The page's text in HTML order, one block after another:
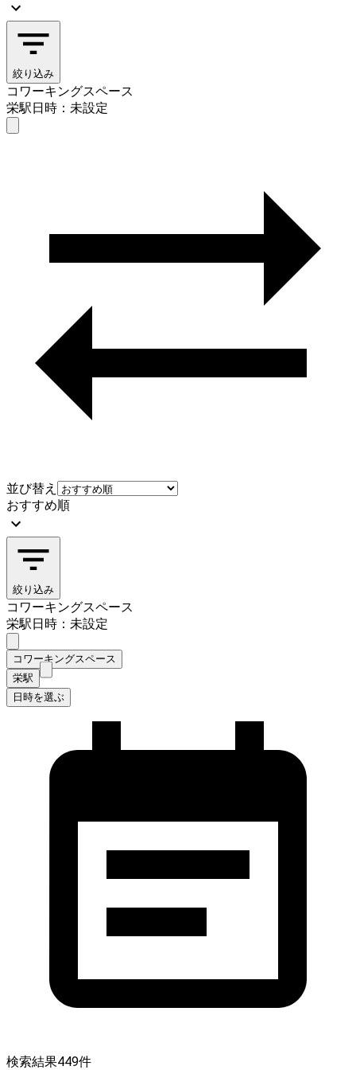
絞り込み
コワーキングスペース
栄駅日時：未設定
並び替え
おすすめ順
絞り込み
コワーキングスペース
栄駅日時：未設定
コワーキングスペース
栄駅
日時を選ぶ
検索結果449件